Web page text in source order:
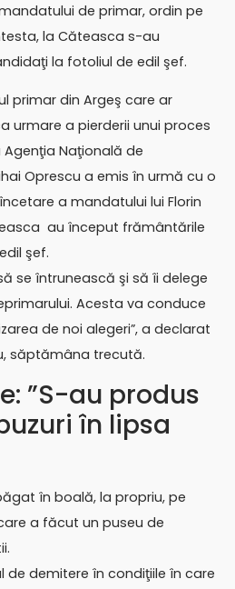
de primar, ordin pe
la Căteasca s-au
la fotoliul de edil şef.
primar din Argeş care ar
urmare a pierderii unui proces
Naţională de
Oprescu a emis în urmă cu o
a mandatului lui Florin
au început frământările
şef.
se întrunească şi să îi delege
Acesta va conduce
de noi alegeri”, a declarat
săptămâna trecută.
”S-au produs
în lipsa
în boală, la propriu, pe
a făcut un puseu de
de demitere în condiţiile în care